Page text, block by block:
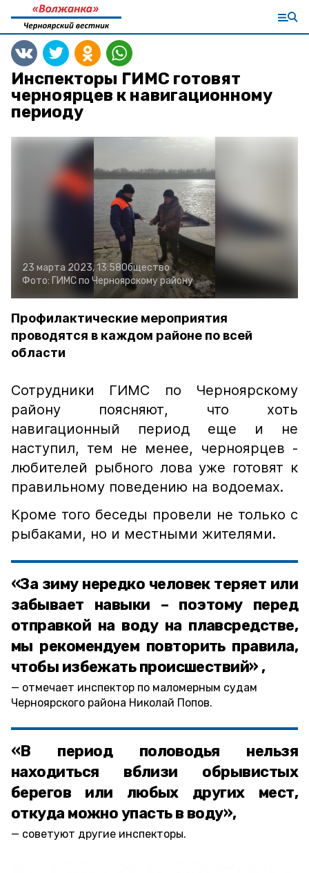
Инспекторы ГИМС готовят
черноярцев к навигационному
периоду
23 марта 2023, 13:58Общество
Фото: ГИМС по Черноярскому району
Профилактические мероприятия
проводятся в каждом районе по всей
области
Сотрудники ГИМС по Черноярскому
району поясняют, что хоть
навигационный период еще и не
наступил, тем не менее, черноярцев -
любителей рыбного лова уже готовят к
правильному поведению на водоемах.
Кроме того беседы провели не только с
рыбаками, но и местными жителями.
«За зиму нередко человек теряет или
забывает навыки – поэтому перед
отправкой на воду на плавсредстве,
мы рекомендуем повторить правила,
чтобы избежать происшествий» ,
отмечает инспектор по маломерным судам
Черноярского района Николай Попов.
«В период половодья нельзя
находиться вблизи обрывистых
берегов или любых других мест,
откуда можно упасть в воду»,
советуют другие инспекторы.